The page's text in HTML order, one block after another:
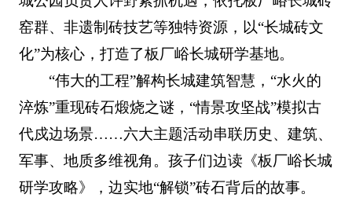
窑群、非遗制砖技艺等独特资源，以“长城砖文
化”为核心，打造了板厂峪长城研学基地。
“伟大的工程”解构长城建筑智慧，“水火的
淬炼”重现砖石煅烧之谜，“情景攻坚战”模拟古
代戍边场景……六大主题活动串联历史、建筑、
军事、地质多维视角。孩子们边读《板厂峪长城
研学攻略》，边实地“解锁”砖石背后的故事。